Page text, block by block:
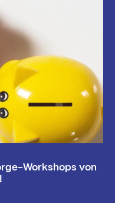
Workshops von